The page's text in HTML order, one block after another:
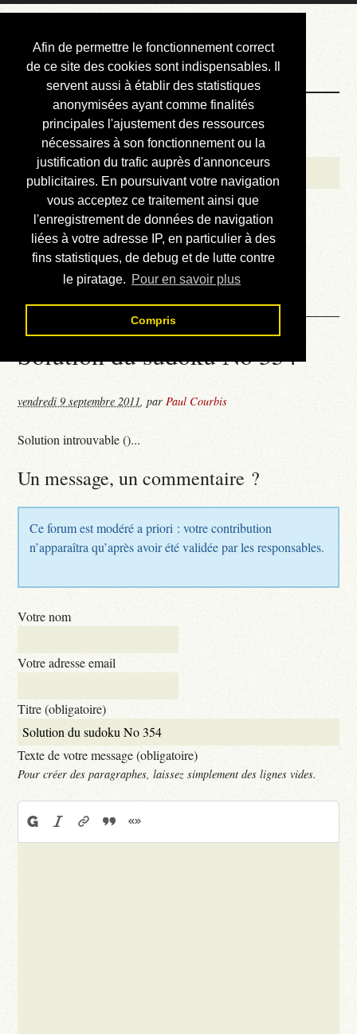
Afin de permettre le fonctionnement correct
de ce site des cookies sont indispensables. Il
servent aussi à établir des statistiques
anonymisées ayant comme finalités
principales l'ajustement des ressources
nécessaires à son fonctionnement ou la
justification du trafic auprès d'annonceurs
publicitaires. En poursuivant votre navigation
vous acceptez ce traitement ainsi que
l'enregistrement de données de navigation
liées à votre adresse IP, en particulier à des
fins statistiques, de debug et de lutte contre
le piratage. Pour en savoir plus
Compris
Courbis, « LE »
Blog Officiel
Bienvenue
Réalisations
Divers (et d’été)
Annonces
Liens externes
Téléchargement
Contact
Solution du sudoku No 354
vendredi 9 septembre 2011,parPaul Courbis
Solution introuvable ()...
Un message, un commentaire ?
Ce forum est modéré a priori : votre contribution
n’apparaîtra qu’après avoir été validée par les responsables.
Votre nom
Votre adresse email
Titre (obligatoire)
Texte de votre message (obligatoire)
Pour créer des paragraphes, laissez simplement des lignes vides.